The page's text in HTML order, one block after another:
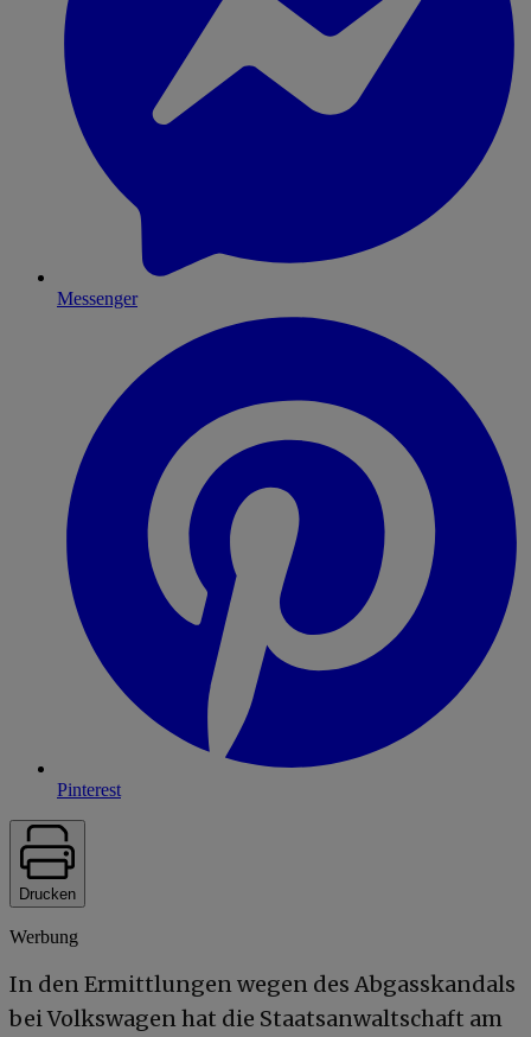
Messenger
Pinterest
Drucken
Werbung
In den Ermittlungen wegen des Abgasskandals
bei Volkswagen hat die Staatsanwaltschaft am